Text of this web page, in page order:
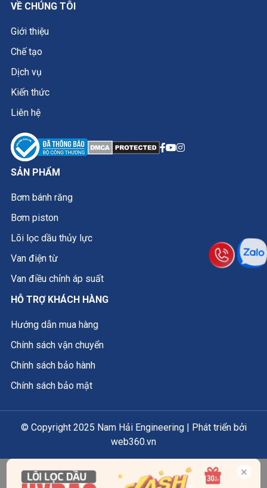
VỀ CHÚNG TÔI
Giới thiệu
Chế tạo
Dịch vụ
Kiến thức
Liên hệ
SẢN PHẨM
Bơm bánh răng
Bơm piston
Lõi lọc dầu thủy lực
Van điện từ
Van điều chỉnh áp suất
HỖ TRỢ KHÁCH HÀNG
Hướng dẫn mua hàng
Chính sách vận chuyển
Chính sách bảo hành
Chính sách bảo mật
© Copyright 2025 Nam Hải Engineering | Phát triển bởi
web360.vn
×